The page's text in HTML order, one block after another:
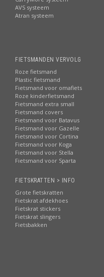
AVS systeem
Atran systeem
FIETSMANDEN VERVOLG
Roze fietsmand
Plastic fietsmand
Fietsmand voor omafiets
Roze kinderfietsmand
Fietsmand extra small
Fietsmand covers
Fietsmand voor Batavus
Fietsmand voor Gazelle
Fietsmand voor Cortina
Fietsmand voor Koga
Fietsmand voor Stella
Fietsmand voor Sparta
FIETSKRATTEN > INFO
Grote fietskratten
Fietskrat afdekhoes
Fietskrat stickers
Fietskrat slingers
Fietsbakken